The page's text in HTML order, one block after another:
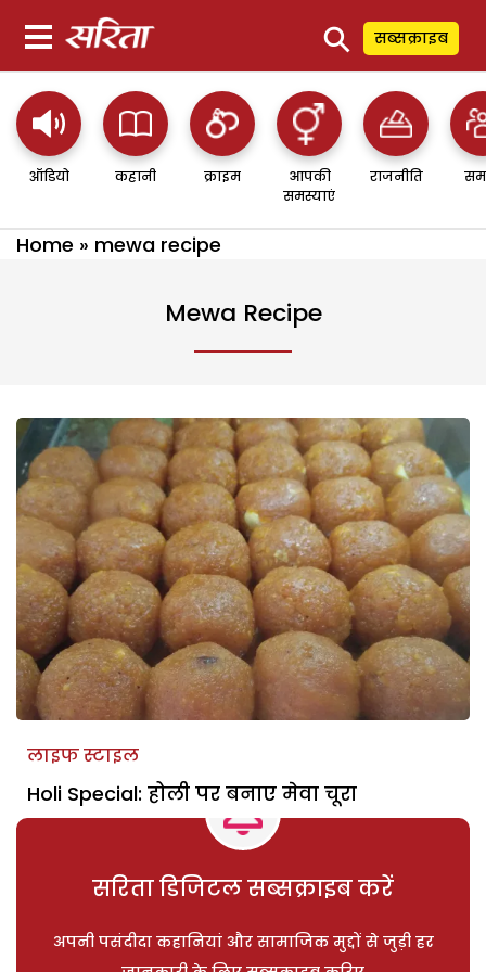
⚲ सब्सक्राइब
ऑडियो कहानी क्राइम
आपकी
समस्याएं
राजनीति
Home » mewa recipe
Mewa Recipe
लाइफ स्टाइल
Holi Special: होली पर बनाए मेवा चूरा
सरिता डिजिटल सब्सक्राइब करें
अपनी पसंदीदा कहानियां और सामाजिक मुद्दों से जुड़ी हर